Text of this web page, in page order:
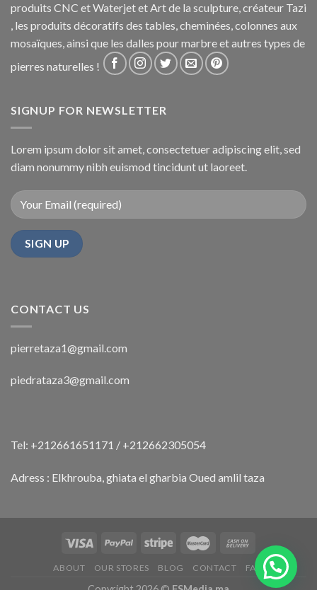
produits CNC et Waterjet et Art de la sculpture, créateur Tazi
, les produits décoratifs des tables, cheminées, colonnes aux
mosaïques, ainsi que les dalles pour marbre et autres types de
pierres naturelles !
SIGNUP FOR NEWSLETTER
Lorem ipsum dolor sit amet, consectetuer adipiscing elit, sed
diam nonummy nibh euismod tincidunt ut laoreet.
CONTACT US
pierretaza1@gmail.com
piedrataza3@gmail.com
Tel: +212661651171 / +212662305054
Adress : Elkhrouba, ghiata el gharbia Oued amlil taza
ABOUT OUR STORES BLOG CONTACT FAQ